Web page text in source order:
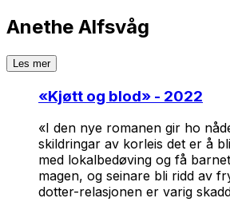
Anethe Alfsvåg
Les mer
«Kjøtt og blod» - 2022
«I den nye romanen gir ho
skildringar av korleis det er å
med lokalbedøving og få
magen, og seinare bli ridd av
dotter-relasjonen er varig